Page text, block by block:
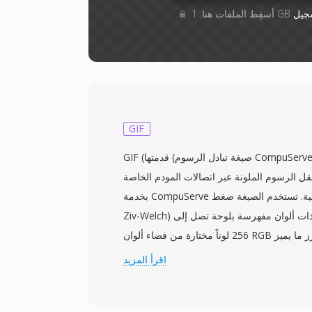
GIF
GIF (صيغة تبادل الرسوم) قدمتها CompuServe في 15 يونيو 1987 كصيغة
الرسوم الملونة عبر اتصالات المودم الخاصة
بخدمة CompuServe الإلكترونية. تستخدم الصيغة ضغط LZW (Lempel-
Ziv-Welch) بدون فقدان على صور ذات ألوان مفهرسة بلوحة تصل إلى
256 لوناً مختارة من فضاء ألوان RGB بعمق 24 بت. أبرز ما يميز GIF هو
تخزين إطارات صور متعددة بشكل تسلسلي في
اقرأ المزيد